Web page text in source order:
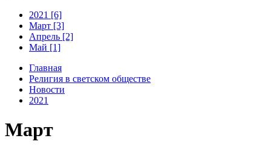
2021 [6]
Март [3]
Апрель [2]
Май [1]
Главная
Религия в светском обществе
Новости
2021
Март